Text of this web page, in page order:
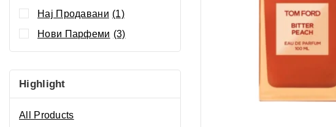
Нај Продавани (1)
Нови Парфеми (3)
Highlight
All Products